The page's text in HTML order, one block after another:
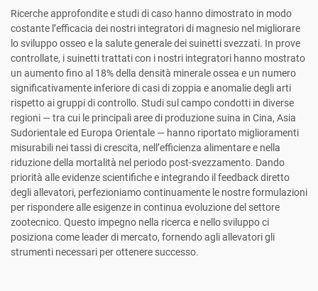
Ricerche approfondite e studi di caso hanno dimostrato in modo
costante l’efficacia dei nostri integratori di magnesio nel migliorare
lo sviluppo osseo e la salute generale dei suinetti svezzati. In prove
controllate, i suinetti trattati con i nostri integratori hanno mostrato
un aumento fino al 18% della densità minerale ossea e un numero
significativamente inferiore di casi di zoppia e anomalie degli arti
rispetto ai gruppi di controllo. Studi sul campo condotti in diverse
regioni — tra cui le principali aree di produzione suina in Cina, Asia
Sudorientale ed Europa Orientale — hanno riportato miglioramenti
misurabili nei tassi di crescita, nell’efficienza alimentare e nella
riduzione della mortalità nel periodo post-svezzamento. Dando
priorità alle evidenze scientifiche e integrando il feedback diretto
degli allevatori, perfezioniamo continuamente le nostre formulazioni
per rispondere alle esigenze in continua evoluzione del settore
zootecnico. Questo impegno nella ricerca e nello sviluppo ci
posiziona come leader di mercato, fornendo agli allevatori gli
strumenti necessari per ottenere successo.